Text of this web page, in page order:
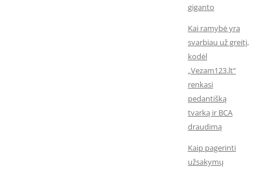
giganto
Kai ramybė yra
svarbiau už greitį,
kodėl
„Vezam123.lt“
renkasi
pedantišką
tvarką ir BCA
draudimą
Kaip pagerinti
užsakymų